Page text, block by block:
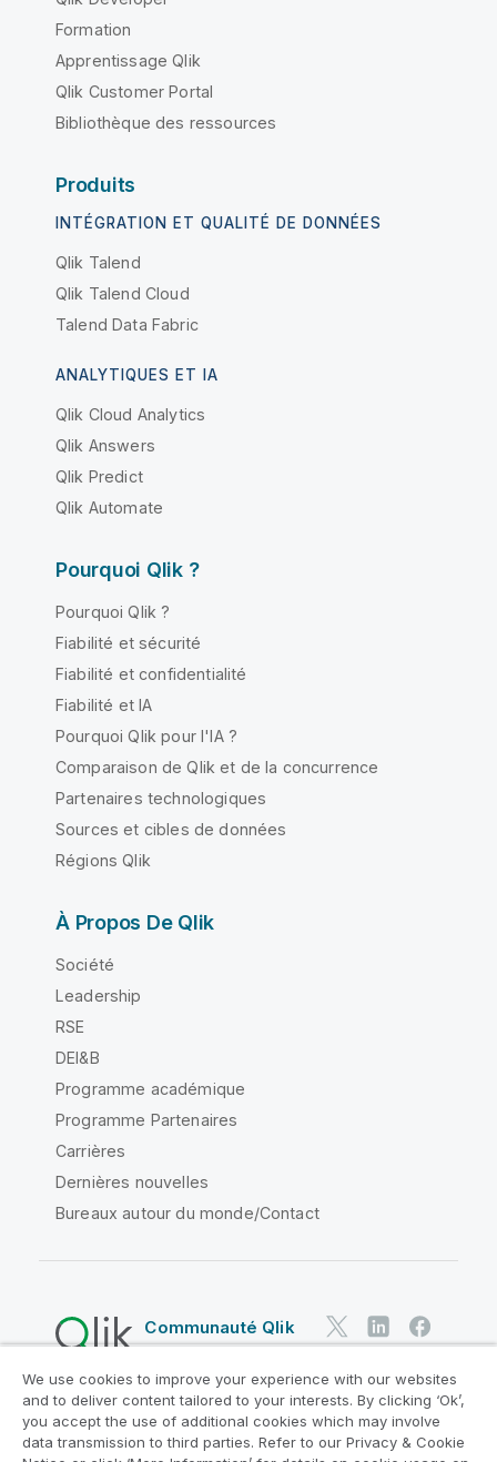
Formation
Apprentissage Qlik
Qlik Customer Portal
Bibliothèque des ressources
Produits
INTÉGRATION ET QUALITÉ DE DONNÉES
Qlik Talend
Qlik Talend Cloud
Talend Data Fabric
ANALYTIQUES ET IA
Qlik Cloud Analytics
Qlik Answers
Qlik Predict
Qlik Automate
Pourquoi Qlik ?
Pourquoi Qlik ?
Fiabilité et sécurité
Fiabilité et confidentialité
Fiabilité et IA
Pourquoi Qlik pour l'IA ?
Comparaison de Qlik et de la concurrence
Partenaires technologiques
Sources et cibles de données
Régions Qlik
À Propos De Qlik
Société
Leadership
RSE
DEI&B
Programme académique
Programme Partenaires
Carrières
Dernières nouvelles
Bureaux autour du monde/Contact
Communauté Qlik
Contrats juridiques
Conditions d'utilisation des produits
Legal Policies
Conditions légales
We use cookies to improve your experience with our websites
and to deliver content tailored to your interests. By clicking ‘Ok’,
you accept the use of additional cookies which may involve
data transmission to third parties. Refer to our Privacy & Cookie